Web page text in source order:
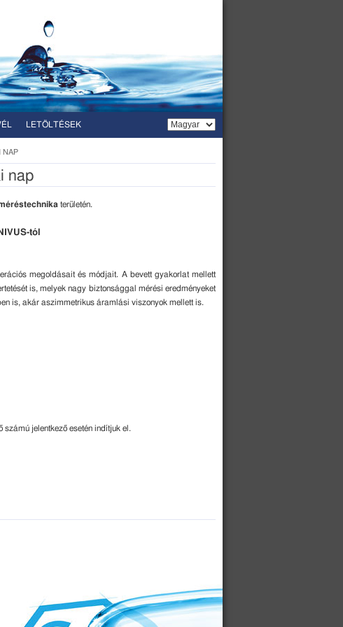
LETÖLTÉSEK
NAP
nap
területén.
tól
megoldásait és módjait. A bevett gyakorlat mellett
is, melyek nagy biztonsággal mérési eredményeket
is, akár aszimmetrikus áramlási viszonyok mellett is.
jelentkező esetén indítjuk el.